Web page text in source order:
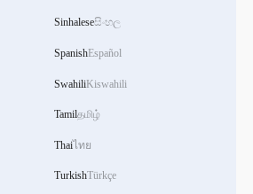
Sinhaleseසිංහල
SpanishEspañol
SwahiliKiswahili
Tamilதமிழ்
Thaiไทย
TurkishTürkçe